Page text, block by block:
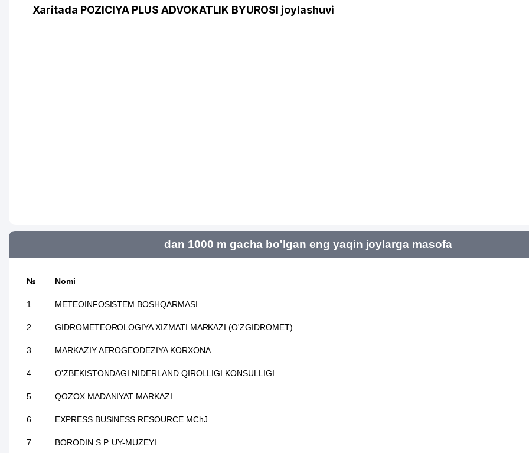
Xaritada POZICIYA PLUS ADVOKATLIK BYUROSI joylashuvi
dan 1000 m gacha bo'lgan eng yaqin joylarga masofa
№ Nomi
1 METEOINFOSISTEM BOSHQARMASI
2 GIDROMETEOROLOGIYA XIZMATI MARKAZI (O'ZGIDROMET)
3 MARKAZIY AEROGEODEZIYA KORXONA
4 O'ZBEKISTONDAGI NIDERLAND QIROLLIGI KONSULLIGI
5 QOZOX MADANIYAT MARKAZI
6 EXPRESS BUSINESS RESOURCE MChJ
7 BORODIN S.P. UY-MUZEYI